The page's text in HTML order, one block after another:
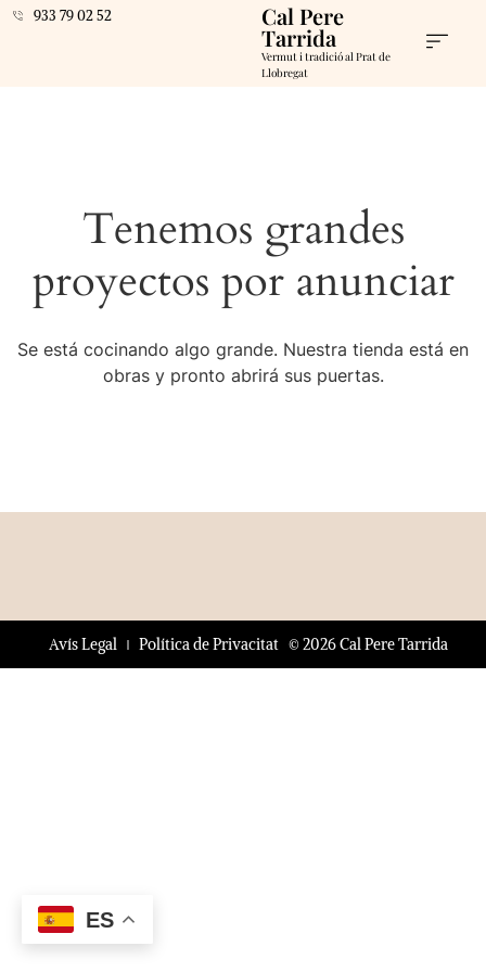
933 79 02 52 Cal Pere
Tarrida
Vermut i tradició al Prat de
Llobregat
Tenemos grandes
proyectos por anunciar
Se está cocinando algo grande. Nuestra tienda está en
obras y pronto abrirá sus puertas.
© 2026 Cal Pere Tarrida
Avís Legal Política de Privacitat
ES